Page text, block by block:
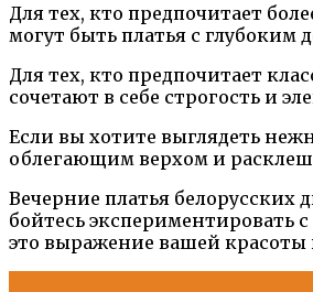
Для тех, кто предпочитает
могут быть платья с глубоким
Для тех, кто предпочитает
сочетают в себе строгость и
Если вы хотите выглядеть
облегающим верхом и
Вечерние платья
бойтесь экспериментировать
это выражение вашей красоты